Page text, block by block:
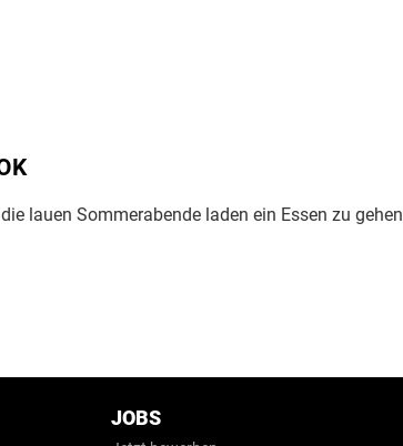
lauen Sommerabende laden ein Essen zu gehen
JOBS